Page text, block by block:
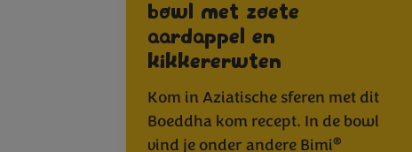
bowl met zoete
aardappel en
kikkererwten
Kom in Aziatische sferen met dit
Boeddha kom recept. In de bowl
vind je onder andere Bimi®